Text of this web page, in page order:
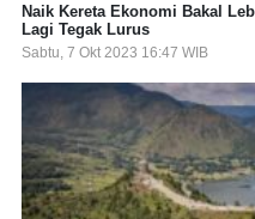
Naik Kereta Ekonomi Bakal
Lagi Tegak Lurus
Sabtu, 7 Okt 2023 16:47 WIB